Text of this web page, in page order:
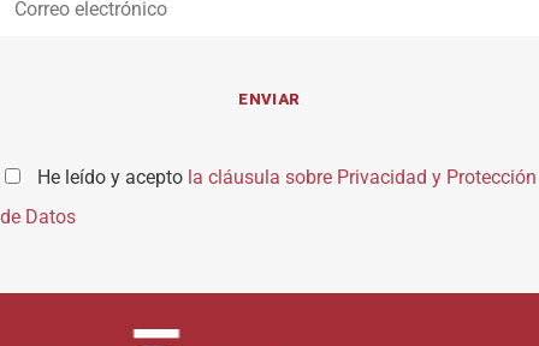
He leído y acepto la cláusula sobre Privacidad y Protección
de Datos